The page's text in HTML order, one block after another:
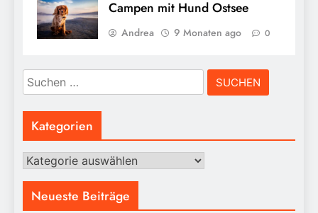
Campen mit Hund Ostsee
Andrea 9 Monaten ago 0
Suchen
nach:
Kategorien
Kategorien
Neueste Beiträge